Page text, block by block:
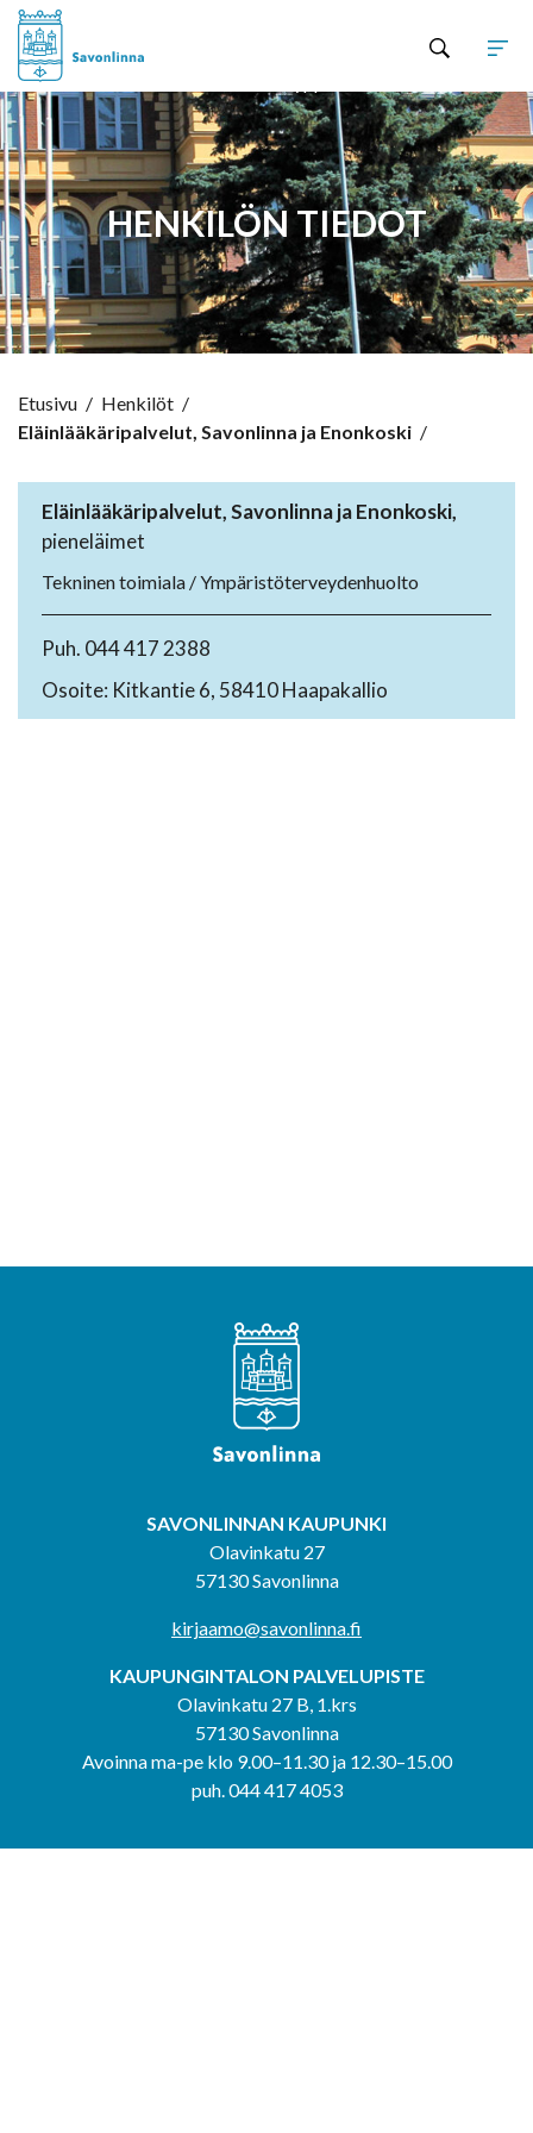
HENKILÖN TIEDOT
Etusivu / Henkilöt /
Eläinlääkäripalvelut, Savonlinna ja Enonkoski /
Eläinlääkäripalvelut, Savonlinna ja Enonkoski,
pieneläimet
Tekninen toimiala / Ympäristöterveydenhuolto
Puh. 044 417 2388
Osoite: Kitkantie 6, 58410 Haapakallio
SAVONLINNAN KAUPUNKI
Olavinkatu 27
57130 Savonlinna
kirjaamo@savonlinna.fi
KAUPUNGINTALON PALVELUPISTE
Olavinkatu 27 B, 1.krs
57130 Savonlinna
Avoinna ma-pe klo 9.00–11.30 ja 12.30–15.00
puh. 044 417 4053